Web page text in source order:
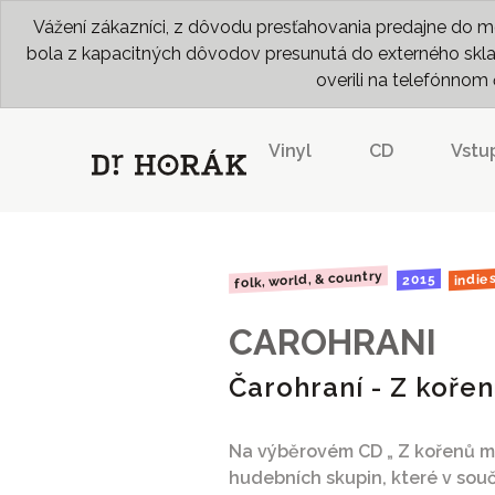
Vážení zákazníci, z dôvodu presťahovania predajne do
bola z kapacitných dôvodov presunutá do externého
overili na telefónnom
Vinyl CD
folk, world, & country 2015 indies
CAROHRANI
Čarohraní - Z
Na výběrovém CD „ Z kořenů
hudebních skupin, které v